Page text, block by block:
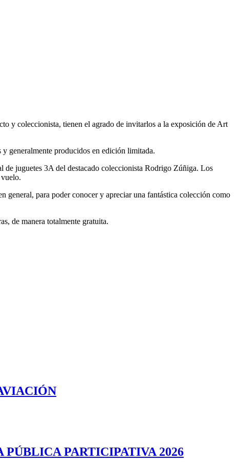
y coleccionista, tienen el agrado de invitarlos a la exposición de Art
generalmente producidos en edición limitada.
de juguetes 3A del destacado coleccionista Rodrigo Zúñiga. Los
general, para poder conocer y apreciar una fantástica colección como
de manera totalmente gratuita.
PARTICIPATIVA 2026